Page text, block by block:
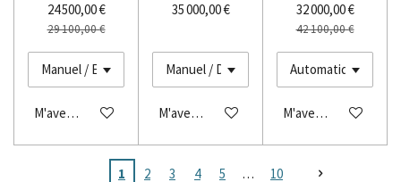
24 500,00 €
29 100,00 €
M'avertir si disponible
35 000,00 €
M'avertir si disponible
32 000,00 €
42 100,00 €
M'avertir si
1 2 3 4 5 10